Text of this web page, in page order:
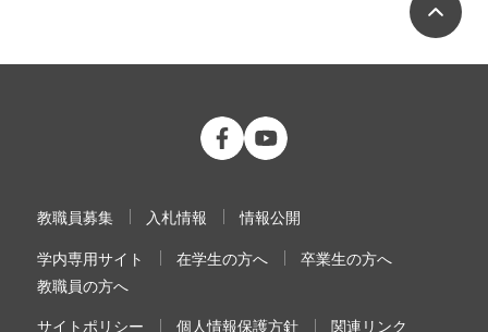
公立大学法人 福島県立医科大学
教職員募集 入札情報 情報公開
学内専用サイト 在学生の方へ
卒業生の方へ
教職員の方へ
サイトポリシー 個人情報保護方針 関連リンク